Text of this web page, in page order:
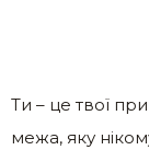
Ти – це твої
межа, яку